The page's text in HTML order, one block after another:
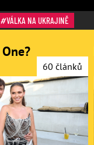
VÁLKA NA UKRAJINĚ
60 článků